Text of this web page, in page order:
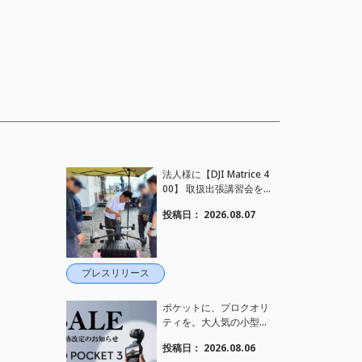
プレスリリース
法人様に【DJI Matrice 4
00】 取扱出張講習会を
施しました。
投稿日： 2026.08.07
ポケットに、プロクオリ
ティを。大人気の小型カ
定価がさらにお値下げさ
投稿日： 2026.08.06